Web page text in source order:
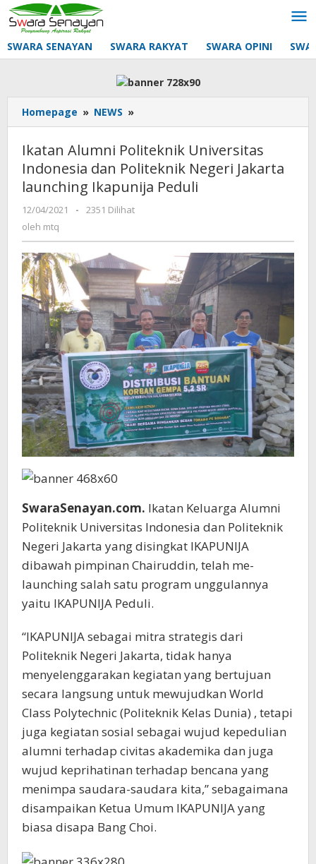
Lewati
ke
konten
SWARA SENAYAN SWARA RAKYAT SWARA OPINI
Homepage » NEWS »
Alumni
Universitas
Indonesia
dan
Politeknik
launching
Ikapunija
Peduli
Ikatan Alumni Politeknik Universitas
Indonesia dan Politeknik Negeri Jakarta
launching Ikapunija Peduli
12/04/2021
oleh
-
2351 Dilihat
oleh mtq
SwaraSenayan.com. Ikatan Keluarga Alumni
Politeknik Universitas Indonesia dan Politeknik
Negeri Jakarta yang disingkat IKAPUNIJA
dibawah pimpinan Chairuddin, telah me-
launching salah satu program unggulannya
yaitu IKAPUNIJA Peduli.
“IKAPUNIJA sebagai mitra strategis dari
Politeknik Negeri Jakarta, tidak hanya
menyelenggarakan kegiatan yang bertujuan
secara langsung untuk mewujudkan World
Class Polytechnic (Politeknik Kelas Dunia) , tetapi
juga kegiatan sosial sebagai wujud kepedulian
alumni terhadap civitas akademika dan juga
wujud keprihatinan terhadap bencana yang
menimpa saudara-saudara kita,” sebagaimana
disampaikan Ketua Umum IKAPUNIJA yang
biasa disapa Bang Choi.